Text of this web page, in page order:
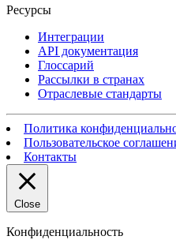
Ресурсы
Интеграции
API документация
Глоссарий
Рассылки в странах
Отраслевые стандарты
Политика
Пользовательское
Контакты
Close
Конфиденциальность